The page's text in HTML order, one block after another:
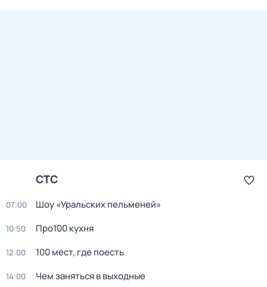
СТС
07:00 Шоу «Уральских пельменей»
10:50 Про100 кухня
12:00 100 мест, где поесть
14:00 Чем заняться в выходные